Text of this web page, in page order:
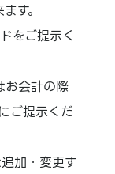
す。
をご提示く
お会計の際
ご提示くだ
加・変更す